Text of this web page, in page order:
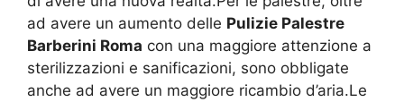
ad avere un aumento delle Pulizie Palestre
Barberini Roma con una maggiore attenzione a
sterilizzazioni e sanificazioni, sono obbligate
anche ad avere un maggiore ricambio d’aria.Le